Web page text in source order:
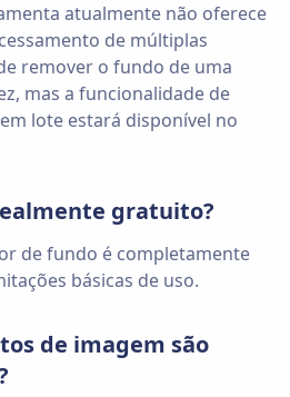
atualmente não oferece
de múltiplas
remover o fundo de uma
mas a funcionalidade de
lote estará disponível no
gratuito?
de fundo é completamente
básicas de uso.
de imagem são